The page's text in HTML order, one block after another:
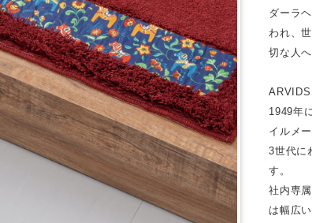
ダーラ
われ、
切な人
1949年
イルメー
3世代に
す。
社内専
は幅広